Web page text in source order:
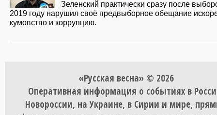
Зеленский практически сразу после
2019 году нарушил своё предвыборное обещание
кумовство и коррупцию.
«Русская весна» © 2026
Оперативная информация о событиях в
Новороссии, на Украине, в Сирии и мире,